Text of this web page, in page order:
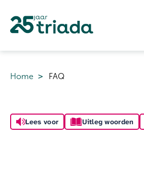
Naar hoofdinhoud
Naar hoofdnavigatiemenu
Naar zoeken
Naar de homepage
Home FAQ
Lees voor Uitleg woorden